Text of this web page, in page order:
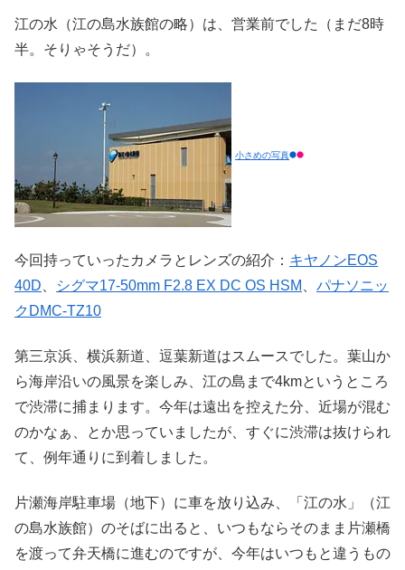
江の水（江の島水族館の略）は、営業前でした（まだ8時
半。そりゃそうだ）。
小さめの写真
今回持っていったカメラとレンズの紹介： キヤノンEOS
40D
シグマ17-50mm F2.8 EX DC OS HSM
パナソニッ
クDMC-TZ10
第三京浜、横浜新道、逗葉新道はスムースでした。葉山か
ら海岸沿いの風景を楽しみ、江の島まで4kmというところ
で渋滞に捕まります。今年は遠出を控えた分、近場が混む
のかなぁ、とか思っていましたが、すぐに渋滞は抜けられ
て、例年通りに到着しました。
片瀬海岸駐車場（地下）に車を放り込み、「江の水」（江
の島水族館）のそばに出ると、いつもならそのまま片瀬橋
を渡って弁天橋に進むのですが、今年はいつもと違うもの